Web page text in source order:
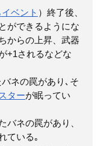
イベント ）終了後、
ができるようにな
からの上昇、武器
+1されるなどな
ネの罠があり､そ
ターが眠ってい
バネの罠があり、
ている｡